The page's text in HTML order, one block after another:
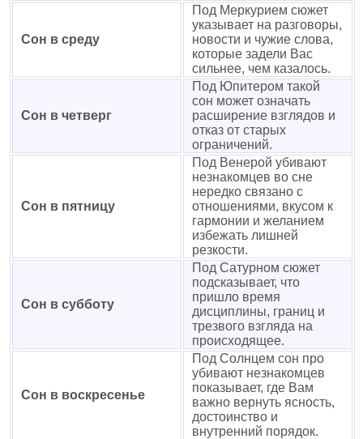
Сон в среду
Под Меркурием сюжет
указывает на разговоры,
новости и чужие слова,
которые задели Вас
сильнее, чем казалось.
Сон в четверг
Под Юпитером такой
сон может означать
расширение взглядов и
отказ от старых
ограничений.
Сон в пятницу
Под Венерой убивают
незнакомцев во сне
нередко связано с
отношениями, вкусом к
гармонии и желанием
избежать лишней
резкости.
Сон в субботу
Под Сатурном сюжет
подсказывает, что
пришло время
дисциплины, границ и
трезвого взгляда на
происходящее.
Сон в воскресенье
Под Солнцем сон про
убивают незнакомцев
показывает, где Вам
важно вернуть ясность,
достоинство и
внутренний порядок.